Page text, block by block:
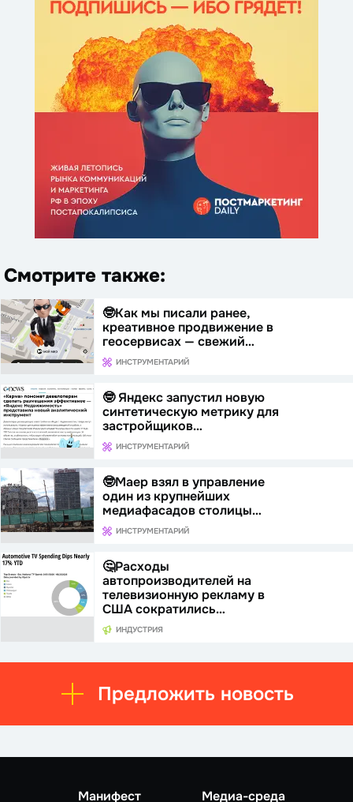
Смотрите также:
🤓Как мы писали ранее,
креативное продвижение в
геосервисах — свежий…
ИНСТРУМЕНТАРИЙ
🤓 Яндекс запустил новую
синтетическую метрику для
застройщиков…
ИНСТРУМЕНТАРИЙ
🤓Маер взял в управление
один из крупнейших
медиафасадов столицы…
ИНСТРУМЕНТАРИЙ
🤔Расходы
автопроизводителей на
телевизионную рекламу в
США сократились…
ИНДУСТРИЯ
Предложить новость
Манифест Медиа-среда